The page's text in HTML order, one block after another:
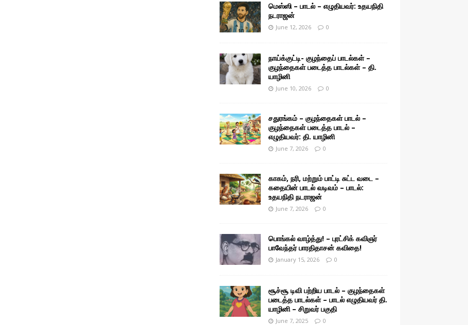
மெஸ்ஸி – பாடல் – எழுதியவர்: உதயநிதி
நடராஜன்
June 12, 2026 0
நாய்க்குட்டி- குழந்தைப் பாடல்கள் –
குழந்தைகள் படைத்த பாடல்கள் – தி.
யாழினி
June 10, 2026 0
சதுரங்கம் – குழந்தைகள் பாடல் –
குழந்தைகள் படைத்த பாடல் –
எழுதியவர்: தி. யாழினி
June 7, 2026 0
காகம், நரி, மற்றும் பாட்டி சுட்ட வடை –
கதையின் பாடல் வடிவம் – பாடல்:
உதயநிதி நடராஜன்
June 7, 2026 0
பொங்கல் வாழ்த்து! – புரட்சிக் கவிஞர்
பாவேந்தர் பாரதிதாசன் கவிதை!
January 15, 2026 0
சூச்சூ டிவி பற்றிய பாடல் – குழந்தைகள்
படைத்த பாடல்கள் – பாடல் எழுதியவர் தி.
யாழினி – சிறுவர் பகுதி
June 7, 2025 0